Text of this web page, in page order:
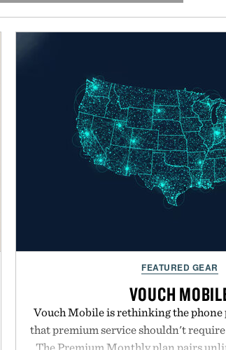
FEATURED GEAR
VOUCH
Vouch Mobile is rethinking the phone
that premium service shouldn't
The Premium Monthly plan pairs